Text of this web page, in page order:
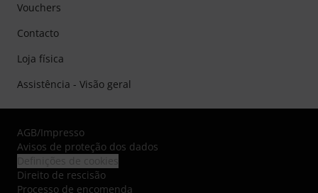
Vouchers
Contacto
Loja física
Assistência - Visão geral
AGB/Impresso
Avisos de proteção dos dados
Direito de rescisão
Processo de encomenda